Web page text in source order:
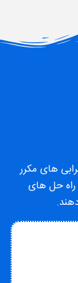
های مکرر
راه حل های